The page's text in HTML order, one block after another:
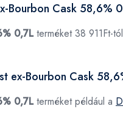
Bourbon Cask 58,6%
0,7Lterméket 38 911Ft-
ex-Bourbon Cask
0,7Lterméket például a